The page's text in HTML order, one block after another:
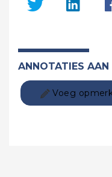
ANNOTATIES AAN
Voeg